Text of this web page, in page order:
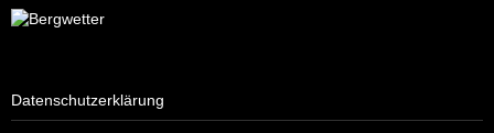
Datenschutzerklärung